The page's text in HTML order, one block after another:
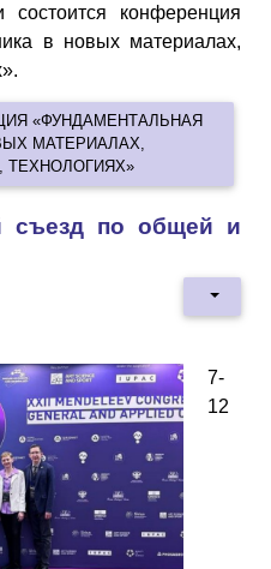
конференция
в новых материалах,
«ФУНДАМЕНТАЛЬНАЯ
МАТЕРИАЛАХ,
ТЕХНОЛОГИЯХ»
съезд по общей и
7-
12